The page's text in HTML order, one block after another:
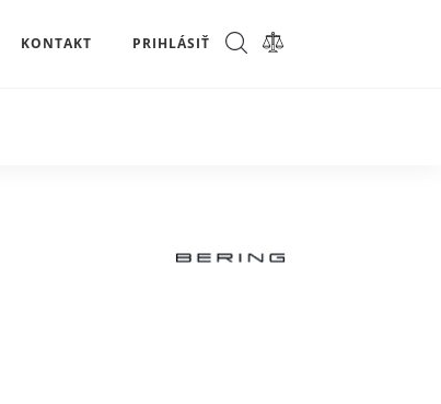
KONTAKT PRIHLÁSIŤ